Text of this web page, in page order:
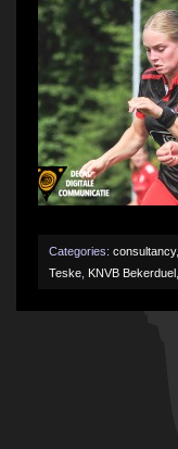
Categories: consultancy,
Teske KNVB Bekerduel